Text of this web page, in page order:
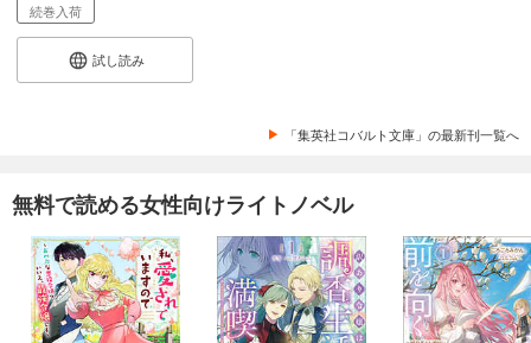
続巻入荷
試し読み
「集英社コバルト文庫」の最新刊一覧へ
無料で読める女性向けライトノベル